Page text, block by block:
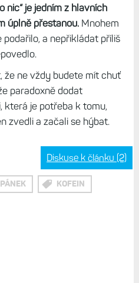
nic“ je jedním z hlavních
úplně přestanou.Mnohem
a nepřikládat příliš
ne vždy budete mít chuť
paradoxně dodat
která je potřeba k tomu,
zvedli a začali se hýbat.
Diskuse k článku (2)
KOFEIN